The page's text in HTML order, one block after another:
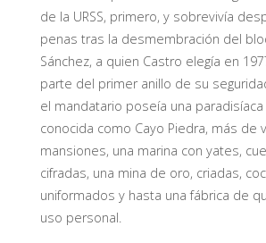
de la URSS, primero, y sobrevivía
penas tras la desmembración del
Sánchez, a quien Castro elegía en
parte del primer anillo de su
el mandatario poseía una
conocida como Cayo Piedra, más de
mansiones, una marina con yates,
cifradas, una mina de oro, criadas,
uniformados y hasta una fábrica de
uso personal.